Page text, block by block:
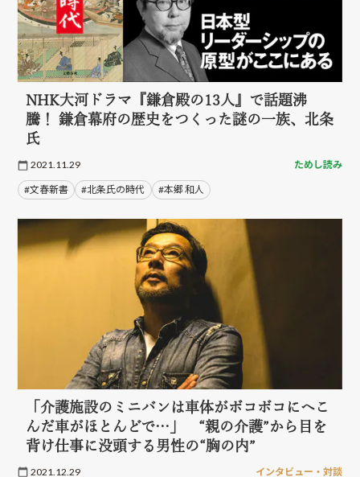
NHK大河ドラマ『鎌倉殿の13人』で話題沸
騰！ 鎌倉幕府の歴史をつくった謎の一族、北条
氏
2021.11.29 ためし読み
#文春新書 #北条氏の時代 #本郷 和人
「介護施設のミニバンは車体がボコボコにへこ
んだ車がほとんどで…」 “親の介護”から目を
背け仕事に没頭する男性の“胸の内”
2021.12.29 インタビュー・対談